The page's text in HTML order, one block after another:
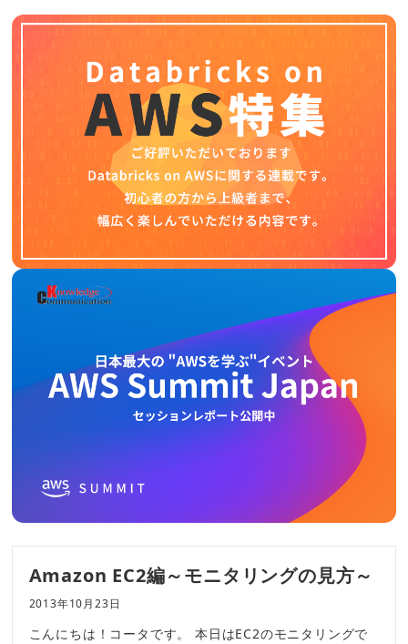
Amazon EC2編～モニタリングの見方～
2013年10月23日
こんにちは！コータです。 本日はEC2のモニタリングで